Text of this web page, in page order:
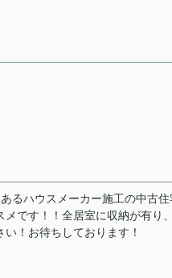
るハウスメーカー施工の中古
メです！！全居室に収納が有
！お待ちしております！